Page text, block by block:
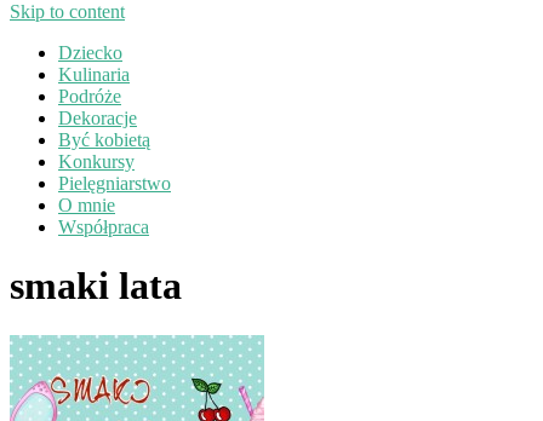
Skip to content
Dziecko
Kulinaria
Podróże
Dekoracje
Być kobietą
Konkursy
Pielęgniarstwo
O mnie
Współpraca
smaki lata